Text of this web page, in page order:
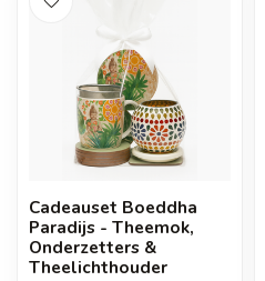
Cadeauset Boeddha
Paradijs - Theemok,
Onderzetters &
Theelichthouder